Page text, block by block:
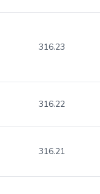
316.23
316.22
316.21